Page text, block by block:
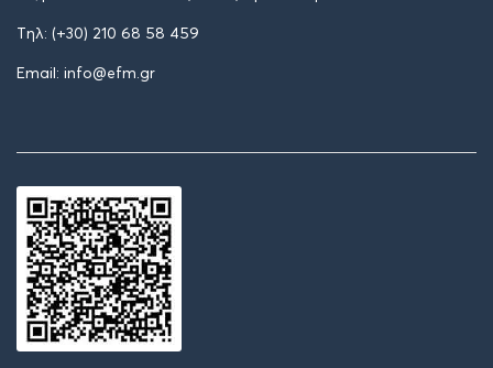
Tηλ: (+30) 210 68 58 459
Email: info@efm.gr